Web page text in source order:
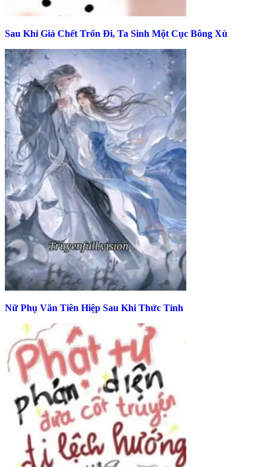
Sau Khi Giả Chết Trốn Đi, Ta Sinh Một Cục Bông Xù
Nữ Phụ Văn Tiên Hiệp Sau Khi Thức Tỉnh